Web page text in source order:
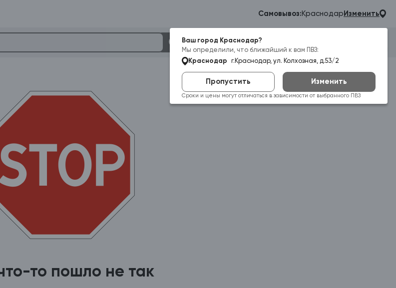
Самовывоз: Краснодар Изменить
Ваш город Краснодар?
Мы определили, что ближайший к вам ПВЗ:
Краснодар
г.Краснодар, ул. Колхозная, д.53/2
Пропустить Изменить
Сроки и цены могут отличаться в зависимости от выбранного ПВЗ
Гараж
то пошло не так